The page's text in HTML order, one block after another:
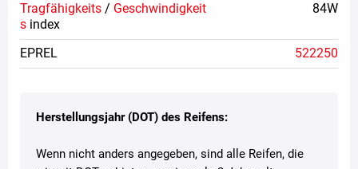
Herstellungsjahr (DOT) des Reifens:
Wenn nicht anders angegeben, sind alle Reifen, die
Tragfähigkeits / Geschwindigkeit
s index
84W
EPREL 522250